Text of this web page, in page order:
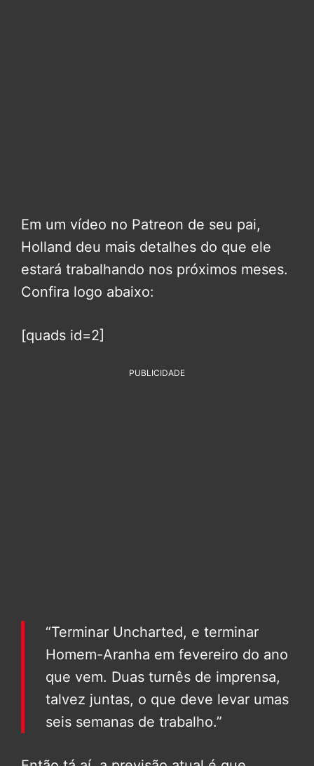
Em um vídeo no Patreon de seu pai,
Holland deu mais detalhes do que ele
estará trabalhando nos próximos meses.
Confira logo abaixo:
[quads id=2]
PUBLICIDADE
“Terminar Uncharted, e terminar
Homem-Aranha em fevereiro do ano
que vem. Duas turnês de imprensa,
talvez juntas, o que deve levar umas
seis semanas de trabalho.”